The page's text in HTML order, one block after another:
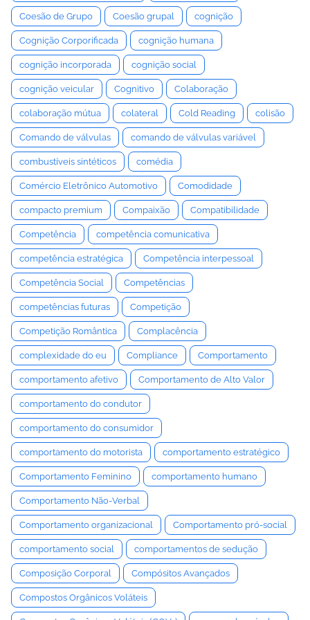
Coesão de Grupo Coesão grupal cognição
Cognição Corporificada cognição humana
cognição incorporada cognição social
cognição veicular Cognitivo Colaboração
colaboração mútua colateral Cold Reading colisão
Comando de válvulas comando de válvulas variável
combustíveis sintéticos comédia
Comércio Eletrônico Automotivo Comodidade
compacto premium Compaixão Compatibilidade
Competência competência comunicativa
competência estratégica Competência interpessoal
Competência Social Competências
competências futuras Competição
Competição Romântica Complacência
complexidade do eu Compliance Comportamento
comportamento afetivo Comportamento de Alto Valor
comportamento do condutor
comportamento do consumidor
comportamento do motorista comportamento estratégico
Comportamento Feminino comportamento humano
Comportamento Não-Verbal
Comportamento organizacional Comportamento pró-social
comportamento social comportamentos de sedução
Composição Corporal Compósitos Avançados
Compostos Orgânicos Voláteis